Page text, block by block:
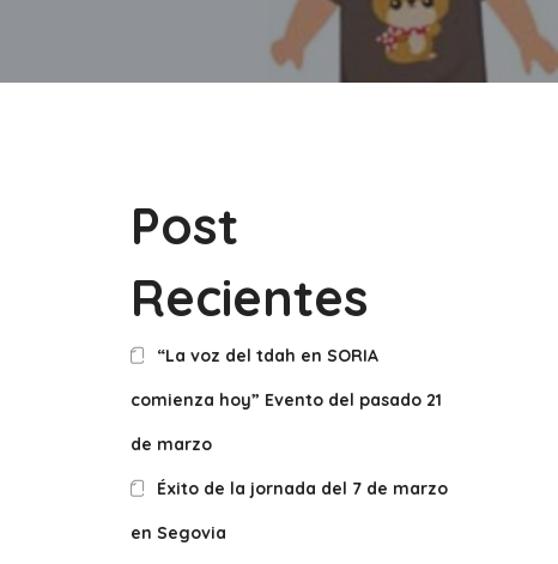
Post
Recientes
“La voz del tdah en SORIA
comienza hoy” Evento del pasado 21
de marzo
Éxito de la jornada del 7 de marzo
en Segovia